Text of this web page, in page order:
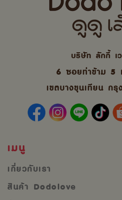
บริษัท ลักกี้ เ
6 ซอยท่าข้าม 5
เขตบางขุนเทียน ก
เมนู
เกี่ยวกับเรา
สินค้า Dodolove